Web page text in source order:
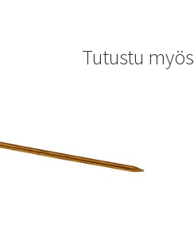
Tutustu myös